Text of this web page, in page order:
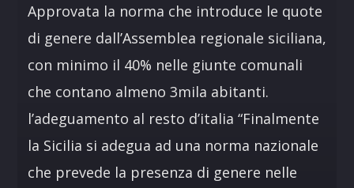
Approvata la norma che introduce le quote
di genere dall’Assemblea regionale siciliana,
con minimo il 40% nelle giunte comunali
che contano almeno 3mila abitanti.
l’adeguamento al resto d’italia “Finalmente
la Sicilia si adegua ad una norma nazionale
che prevede la presenza di genere nelle